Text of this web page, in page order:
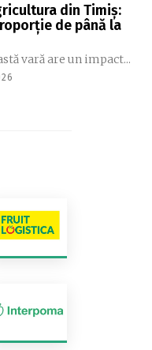
din Timiș:
de până la
vară are un impact...